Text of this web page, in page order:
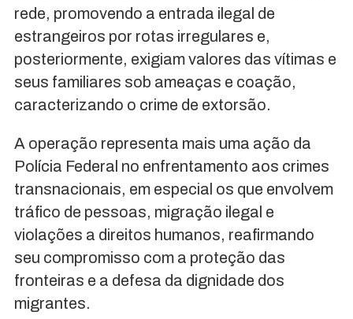
rede, promovendo a entrada ilegal de
estrangeiros por rotas irregulares e,
posteriormente, exigiam valores das vítimas e
seus familiares sob ameaças e coação,
caracterizando o crime de extorsão.
A operação representa mais uma ação da
Polícia Federal no enfrentamento aos crimes
transnacionais, em especial os que envolvem
tráfico de pessoas, migração ilegal e
violações a direitos humanos, reafirmando
seu compromisso com a proteção das
fronteiras e a defesa da dignidade dos
migrantes.